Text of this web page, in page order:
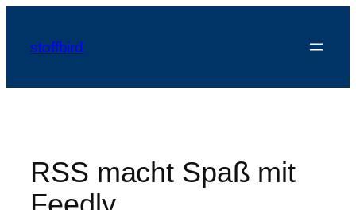
springen
stoffbird
RSS macht Spaß mit